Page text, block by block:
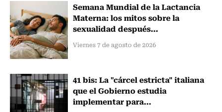
Semana Mundial de la Lactancia
Materna: los mitos sobre la
sexualidad después...
Viernes 7 de agosto de 2026
41 bis: La "cárcel estricta" italiana
que el Gobierno estudia
implementar para...